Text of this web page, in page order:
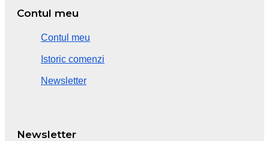
Contul meu
Contul meu
Istoric comenzi
Newsletter
Newsletter